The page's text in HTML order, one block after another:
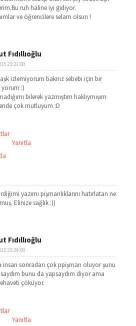
ruh haline iyi gidiyor.
ve öğrencilere selam olsun !
Fıdıllıoğlu
23:21:00
aşk izlemiyorum baknız sebebi için bir
yorum :)
bilerek yazmıştım haklıymışım
çok mutluyum :D
Yanıtla
yazımı pişmanlıklarını hatırlatan ne
Elinize sağlık :))
Fıdıllıoğlu
23:24:00
insan sonradan çok ppişman oluyor şunu
bunu da yapsaydım diyor ama
çöküyor.
Yanıtla